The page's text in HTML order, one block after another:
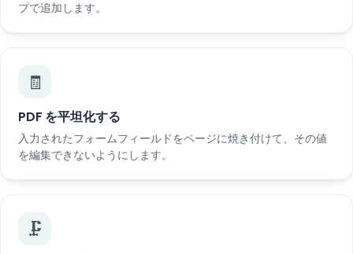
プで追加します。
🧾
PDF を平坦化する
入力されたフォームフィールドをページに焼き付けて、その値
を編集できないようにします。
🗜️